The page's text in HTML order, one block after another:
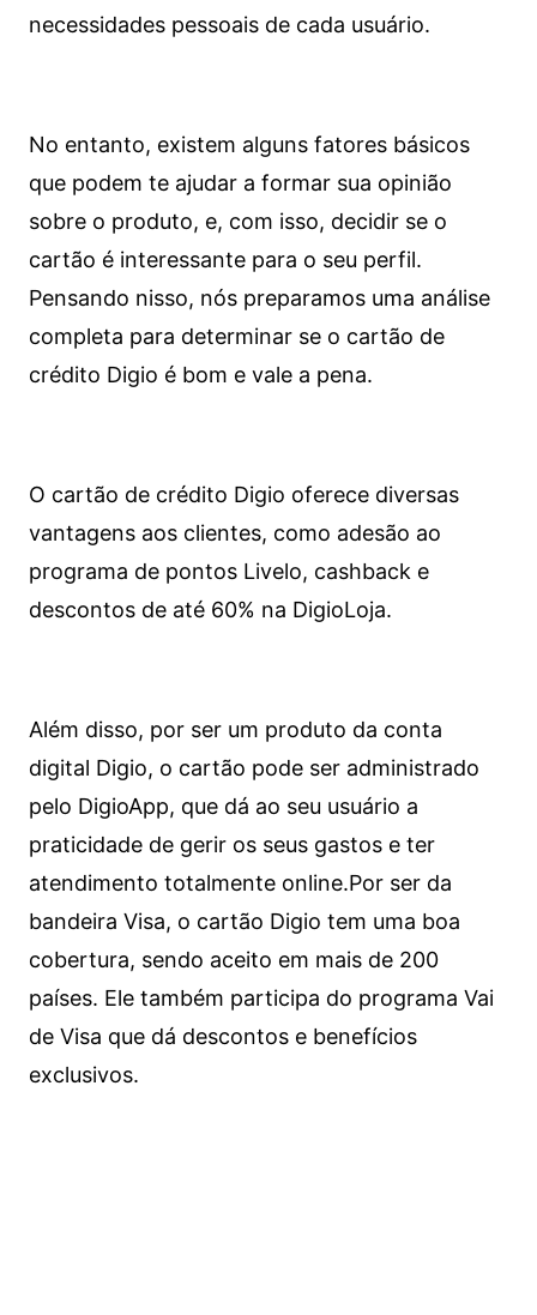
necessidades pessoais de cada usuário.
No entanto, existem alguns fatores básicos
que podem te ajudar a formar sua opinião
sobre o produto, e, com isso, decidir se o
cartão é interessante para o seu perfil.
Pensando nisso, nós preparamos uma análise
completa para determinar se o cartão de
crédito Digio é bom e vale a pena.
O cartão de crédito Digio oferece diversas
vantagens aos clientes, como adesão ao
programa de pontos Livelo, cashback e
descontos de até 60% na DigioLoja.
Além disso, por ser um produto da conta
digital Digio, o cartão pode ser administrado
pelo DigioApp, que dá ao seu usuário a
praticidade de gerir os seus gastos e ter
atendimento totalmente online.Por ser da
bandeira Visa, o cartão Digio tem uma boa
cobertura, sendo aceito em mais de 200
países. Ele também participa do programa Vai
de Visa que dá descontos e benefícios
exclusivos.